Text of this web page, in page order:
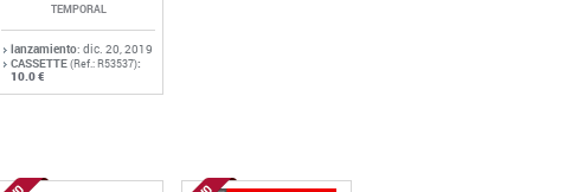
TEMPORAL
lanzamiento: dic. 20, 2019
CASSETTE(Ref.: R53537):
10.0 €